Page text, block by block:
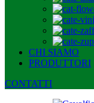
CHI SIAMO
PRODUTTORI
CONTATTI